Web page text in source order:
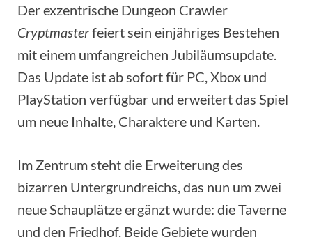
Der exzentrische Dungeon Crawler
Cryptmasterfeiert sein einjähriges Bestehen
mit einem umfangreichen Jubiläumsupdate.
Das Update ist ab sofort für PC, Xbox und
PlayStation verfügbar und erweitert das Spiel
um neue Inhalte, Charaktere und Karten.
Im Zentrum steht die Erweiterung des
bizarren Untergrundreichs, das nun um zwei
neue Schauplätze ergänzt wurde: die Taverne
und den Friedhof. Beide Gebiete wurden